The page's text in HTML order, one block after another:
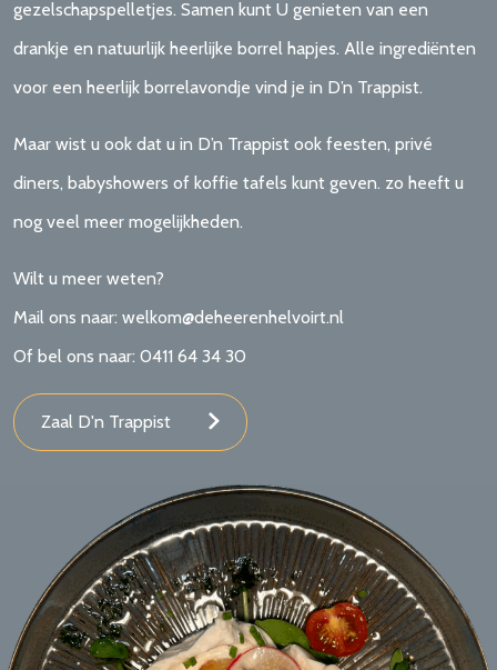
gezelschapspelletjes. Samen kunt U genieten van een
drankje en natuurlijk heerlijke borrel hapjes. Alle ingrediënten
voor een heerlijk borrelavondje vind je in D’n Trappist.
Maar wist u ook dat u in D’n Trappist ook feesten, privé
diners, babyshowers of koffie tafels kunt geven. zo heeft u
nog veel meer mogelijkheden.
Wilt u meer weten?
Mail ons naar: welkom@deheerenhelvoirt.nl
Of bel ons naar: 0411 64 34 30
Zaal D'n Trappist